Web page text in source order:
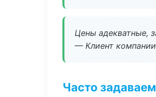
Цены адекватные,
— Клиент компании
Часто